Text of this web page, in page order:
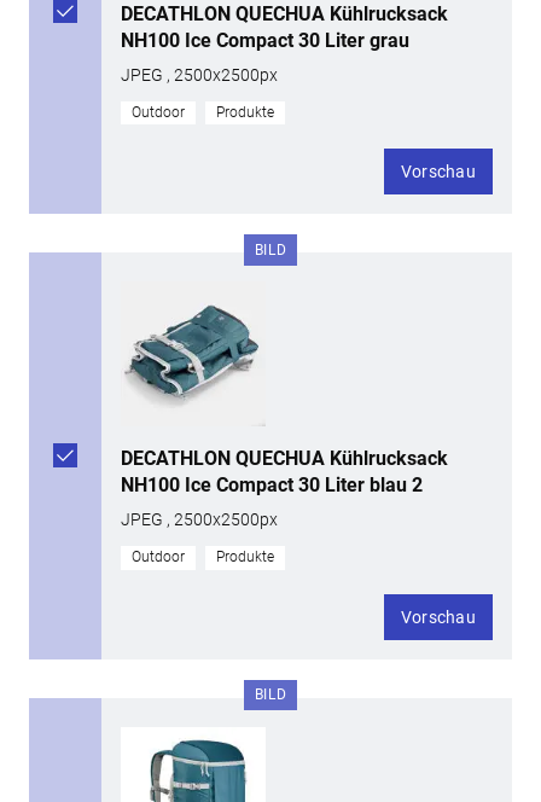
DECATHLON QUECHUA Kühlrucksack
NH100 Ice Compact 30 Liter grau
JPEG , 2500x2500px
Outdoor Produkte
Vorschau
BILD
DECATHLON QUECHUA Kühlrucksack
NH100 Ice Compact 30 Liter blau 2
JPEG , 2500x2500px
Outdoor Produkte
Vorschau
BILD